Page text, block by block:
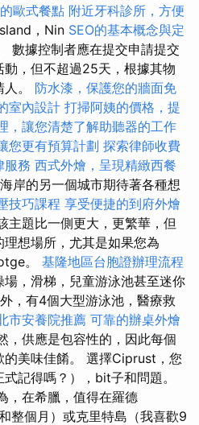
歐式餐點 附近牙科診所，方便
，Nin SEO的基本概念與定
數據控制者應在提交申請提交
，但不超過25天，根據其物
。 防水漆，保護您的牆面免
室內設計 打掃阿姨的價格，提
，讓您清楚了解助聽器的工作
您更有預算計劃 探索律師收費
服務 西式外燴，呈現精緻西餐
岸的另一個城市期待著各種想
技巧課程 享受便捷的到府外燴
主題比一側更大，更繁華，但
想場所，尤其是如果您為
。 基隆地區台胞證辦理流程
，滑梯，兒童游泳池甚至迷你
，有4個大型游泳池，醫療救
市安養院推薦 可靠的辦桌外燴
，供應是包容性的，因此每個
的美味佳餚。 選擇Ciprust，您
記得嗎？），bit子和問題。
，在希臘，值得在羅德
整個月）或克里特島（我喜歡9